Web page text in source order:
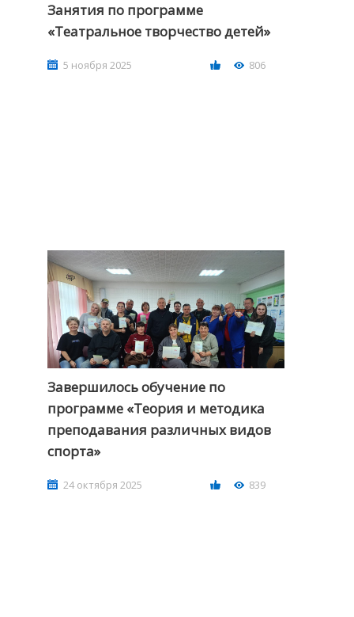
Занятия по программе
«Театральное творчество детей»
5 ноября 2025 806
Завершилось обучение по
программе «Теория и методика
преподавания различных видов
спорта»
24 октября 2025 839